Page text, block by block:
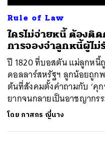
Rule of Law
ใครไม่จ่ายหนี้ ต้องติ
การจองจำลูกหนี้ผู้ไ
ปี 1820 ที่บอสตัน แม่ลูกหนี้
ดอลลาร์สหรัฐฯ ลูกน้อยถูก
ต้นที่สังคมตั้งคำถามกับ ‘คุ
ยากจนกลายเป็นอาชญากร
โดย ภาสกร ญี่นาง